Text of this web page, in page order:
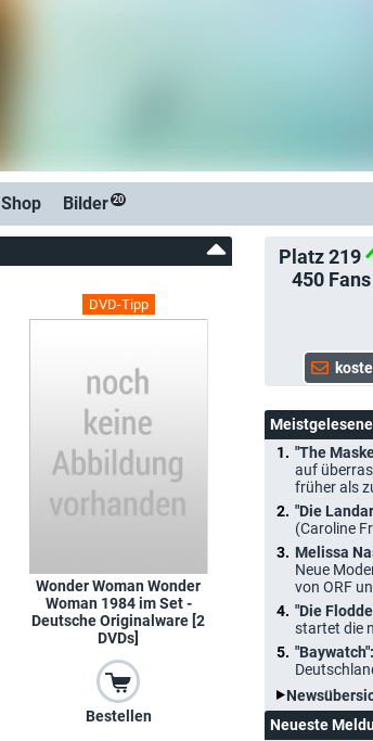
Shop Bilder 20
Platz 219
450 Fans
DVD-Tipp
Wonder Woman Wonder
Woman 1984 im Set -
Deutsche Originalware [2
DVDs]
Bestellen
"The
auf
früher als
"Die
(Caroline
Melissa
Neue
von ORF
"Die
startet die
"Baywatch":
Neueste